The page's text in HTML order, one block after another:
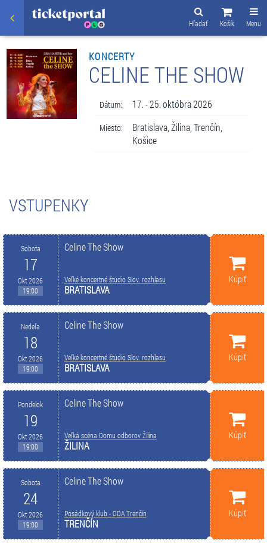
Menu
Košík
Hľadať
KONCERTY
CELINE THE SHOW
Dátum: 17. - 25. októbra 2026
Miesto:
Bratislava, Žilina, Trenčín,
Košice
VSTUPENKY
Sobota
17
Okt 2026
19:00
Celine The Show
Veľké koncertné štúdio Slov. rozhlasu
BRATISLAVA
Kúpiť
Nedeľa
18
Okt 2026
19:00
Celine The Show
Veľké koncertné štúdio Slov. rozhlasu
BRATISLAVA
Kúpiť
Pondelok
19
Okt 2026
19:00
Celine The Show
Veľká scéna Domu odborov Žilina
ŽILINA
Kúpiť
Sobota
24
Okt 2026
19:00
Celine The Show
Posádkový klub - ODA Trenčín
TRENČÍN
Kúpiť